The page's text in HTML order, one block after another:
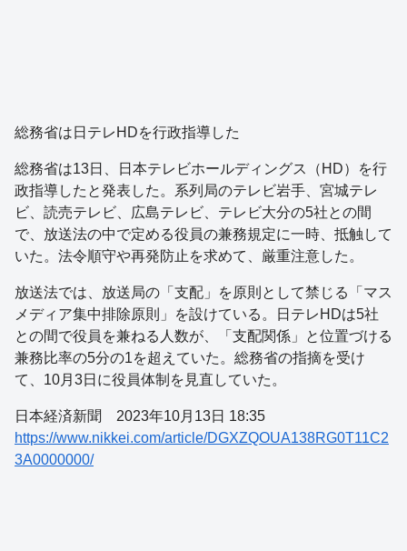
総務省は日テレHDを行政指導した
総務省は13日、日本テレビホールディングス（HD）を行
政指導したと発表した。系列局のテレビ岩手、宮城テレ
ビ、読売テレビ、広島テレビ、テレビ大分の5社との間
で、放送法の中で定める役員の兼務規定に一時、抵触して
いた。法令順守や再発防止を求めて、厳重注意した。
放送法では、放送局の「支配」を原則として禁じる「マス
メディア集中排除原則」を設けている。日テレHDは5社
との間で役員を兼ねる人数が、「支配関係」と位置づける
兼務比率の5分の1を超えていた。総務省の指摘を受け
て、10月3日に役員体制を見直していた。
日本経済新聞 2023年10月13日 18:35
https://www.nikkei.com/article/DGXZQOUA138RG0T11C2
3A0000000/